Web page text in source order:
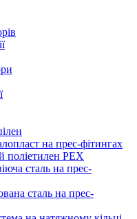
на прес-фітингах
поліетилен PEX
сталь на прес-
сталь на прес-